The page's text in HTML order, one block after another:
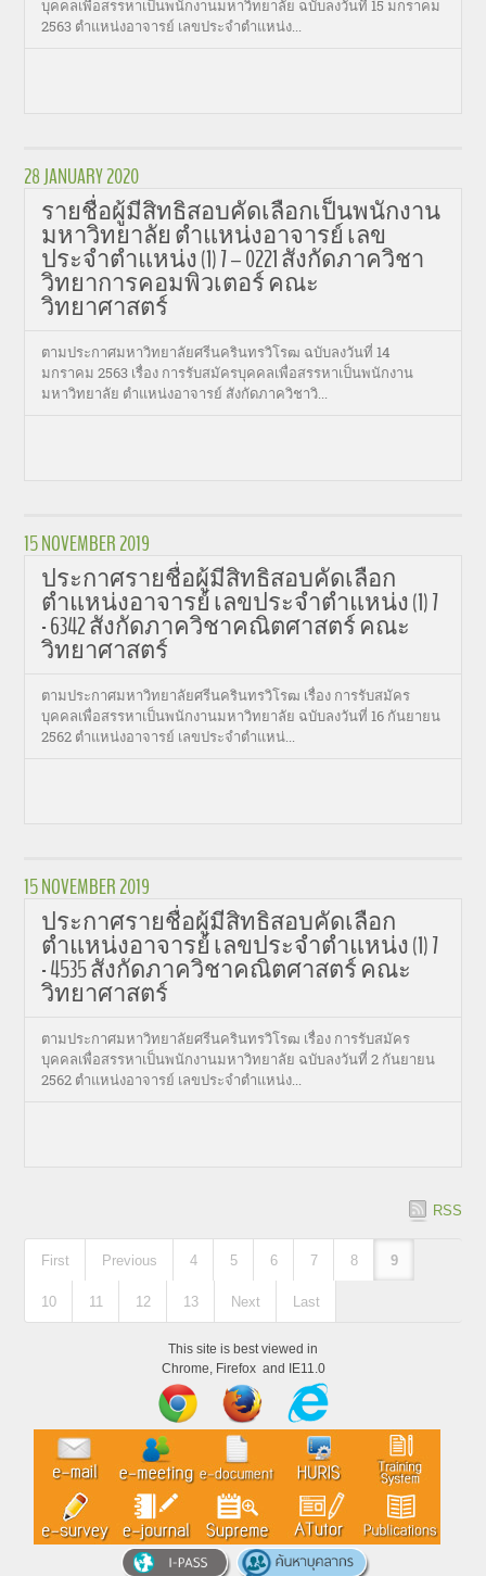
บุคคลเพื่อสรรหาเป็นพนักงานมหาวิทยาลัย ฉบับลงวันที่ 15 มกราคม
2563 ตำแหน่งอาจารย์ เลขประจำตำแหน่ง...
28 JANUARY 2020
รายชื่อผู้มีสิทธิสอบคัดเลือกเป็นพนักงาน
มหาวิทยาลัย ตำแหน่งอาจารย์ เลข
ประจำตำแหน่ง (1) 7 – 0221 สังกัดภาควิชา
วิทยาการคอมพิวเตอร์ คณะ
วิทยาศาสตร์
ตามประกาศมหาวิทยาลัยศรีนครินทรวิโรฒ ฉบับลงวันที่ 14
มกราคม 2563 เรื่อง การรับสมัครบุคคลเพื่อสรรหาเป็นพนักงาน
มหาวิทยาลัย ตำแหน่งอาจารย์ สังกัดภาควิชาวิ...
15 NOVEMBER 2019
ประกาศรายชื่อผู้มีสิทธิสอบคัดเลือก
ตำแหน่งอาจารย์ เลขประจำตำแหน่ง (1) 7
- 6342 สังกัดภาควิชาคณิตศาสตร์ คณะ
วิทยาศาสตร์
ตามประกาศมหาวิทยาลัยศรีนครินทรวิโรฒ เรื่อง การรับสมัคร
บุคคลเพื่อสรรหาเป็นพนักงานมหาวิทยาลัย ฉบับลงวันที่ 16 กันยายน
2562 ตำแหน่งอาจารย์ เลขประจำตำแหน่...
15 NOVEMBER 2019
ประกาศรายชื่อผู้มีสิทธิสอบคัดเลือก
ตำแหน่งอาจารย์ เลขประจำตำแหน่ง (1) 7
- 4535 สังกัดภาควิชาคณิตศาสตร์ คณะ
วิทยาศาสตร์
ตามประกาศมหาวิทยาลัยศรีนครินทรวิโรฒ เรื่อง การรับสมัคร
บุคคลเพื่อสรรหาเป็นพนักงานมหาวิทยาลัย ฉบับลงวันที่ 2 กันยายน
2562 ตำแหน่งอาจารย์ เลขประจำตำแหน่ง...
RSS
First Previous 4 5 6 7 8 9
10 11 12 13 Next Last
This site is best viewed in
Chrome, Firefox and IE11.0